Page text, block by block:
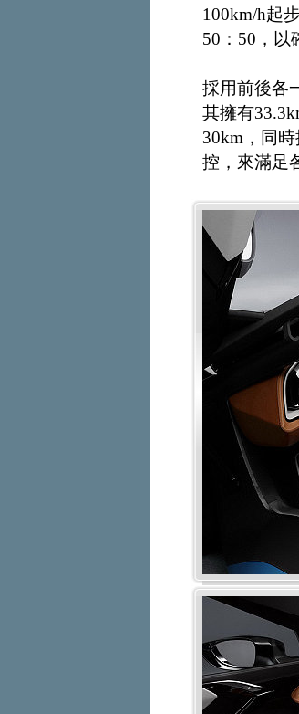
100km/h起
50：50，以
採用前後各
其擁有
30km，同
控，來滿足